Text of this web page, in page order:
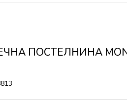
ПОСТЕЛНИНА